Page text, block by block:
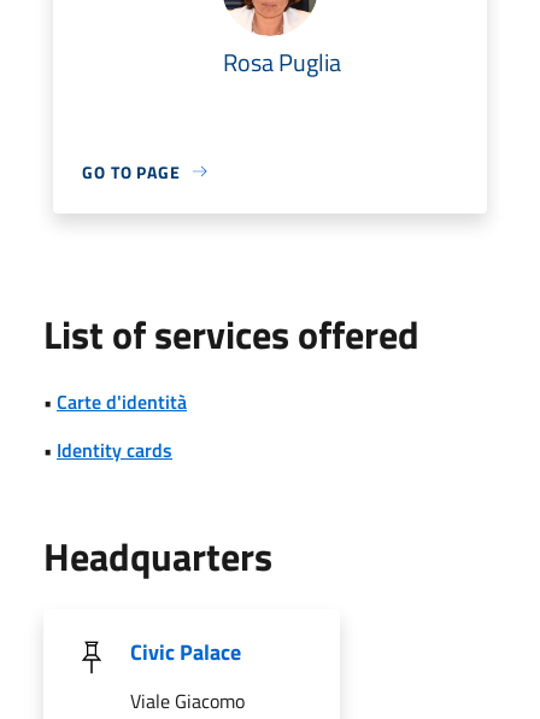
Rosa Puglia
GO TO PAGE
List of services offered
• Carte d'identità
• Identity cards
Headquarters
Civic Palace
Viale Giacomo